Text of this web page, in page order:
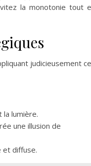
la monotonie tout
judicieusement
lumière.
une illusion de
et diffuse.